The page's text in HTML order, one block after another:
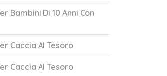
Bambini Di 10 Anni Con
Caccia Al Tesoro
Caccia Al Tesoro